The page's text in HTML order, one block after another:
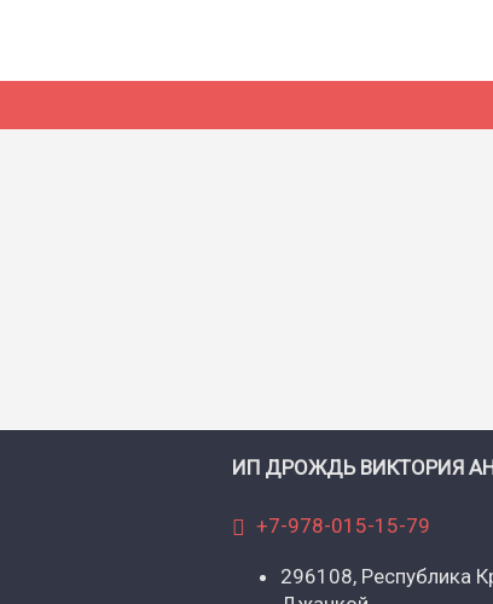
ИП ДРОЖДЬ ВИКТОРИЯ
+7-978-015-15-79
296108, Республика